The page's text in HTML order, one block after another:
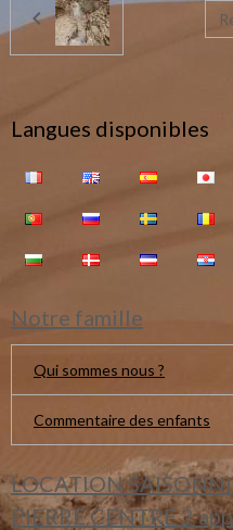
Langues disponibles
Notre famille
Qui sommes nous ?
Commentaire des enfants
LOCATION
PIERRE CENTRE 2